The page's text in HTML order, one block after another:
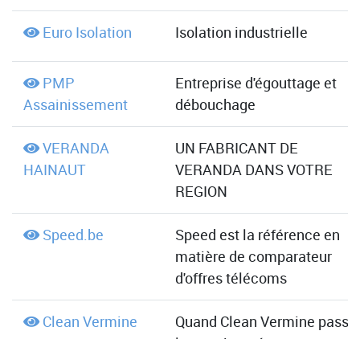
Euro Isolation Isolation industrielle
PMP
Assainissement
Entreprise d'égouttage et
débouchage
VERANDA
HAINAUT
UN FABRICANT DE
VERANDA DANS VOTRE
REGION
Speed.be
Speed est la référence en
matière de comparateur
d'offres télécoms
Clean Vermine
Quand Clean Vermine passe,